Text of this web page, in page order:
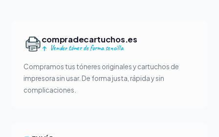
compradecartuchos.es
Vender tóner de forma sencilla
Compramos tus tóneres originales y cartuchos de
impresora sin usar. De forma justa, rápida y sin
complicaciones.